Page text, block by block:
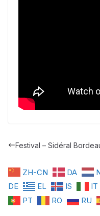
Festival – Sidéral
ZH-CN DA
DE
EL IS IT
PT
RO RU